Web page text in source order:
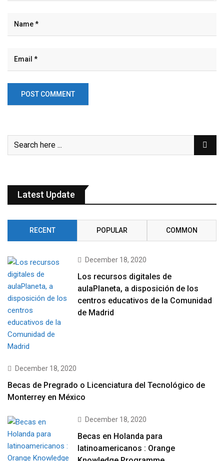
Latest Update
RECENT POPULAR COMMON
December 18, 2020
Los recursos digitales de
aulaPlaneta, a disposición de los
centros educativos de la Comunidad
de Madrid
December 18, 2020
Becas de Pregrado o Licenciatura del Tecnológico de
Monterrey en México
December 18, 2020
Becas en Holanda para
latinoamericanos : Orange